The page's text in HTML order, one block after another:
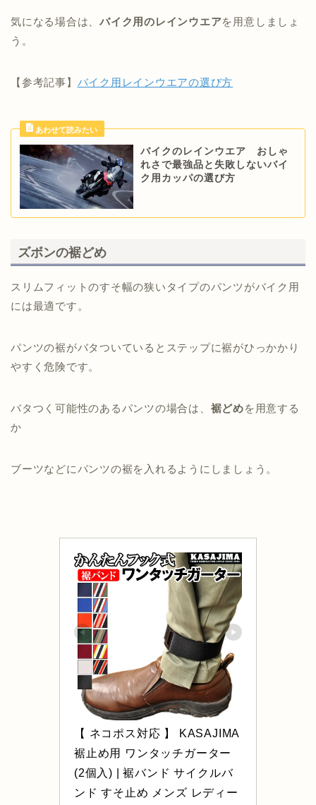
気になる場合は、バイク用のレインウエアを用意しましょ
う。
【参考記事】 バイク用レインウエアの選び方
バイクのレインウエア おしゃ
れさで最強品と失敗しないバイ
ク用カッパの選び方
ズボンの裾どめ
スリムフィットのすそ幅の狭いタイプのパンツがバイク用
には最適です。
パンツの裾がバタついているとステップに裾がひっかかり
やすく危険です。
バタつく可能性のあるパンツの場合は、 裾どめを用意する
か
ブーツなどにパンツの裾を入れるようにしましょう。
【 ネコポス対応 】 KASAJIMA
裾止め用 ワンタッチガーター
(2個入) | 裾バンド サイクルバ
ンド すそ止め メンズ レディー